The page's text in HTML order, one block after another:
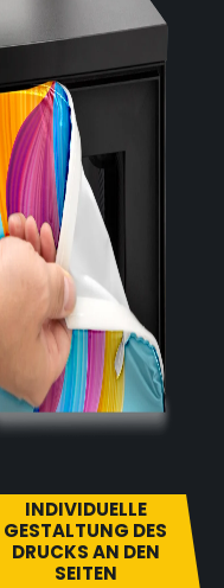
INDIVIDUELLE
GESTALTUNG DES
DRUCKS AN DEN
SEITEN